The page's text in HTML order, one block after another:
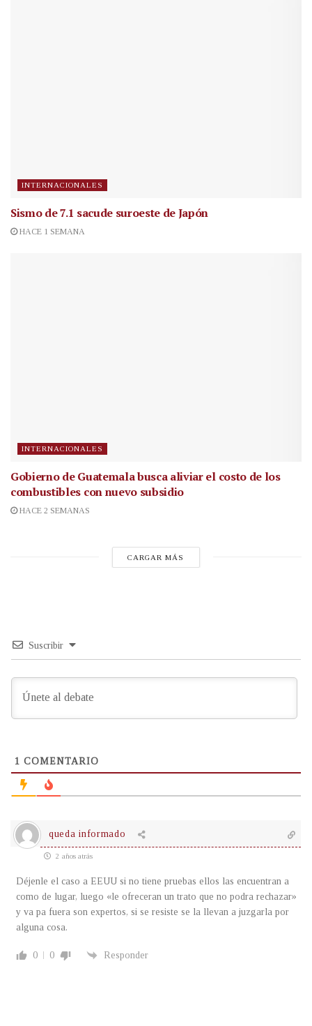
INTERNACIONALES
Sismo de 7.1 sacude suroeste de Japón
HACE 1 SEMANA
INTERNACIONALES
Gobierno de Guatemala busca aliviar el costo de los
combustibles con nuevo subsidio
HACE 2 SEMANAS
CARGAR MÁS
Suscribir
1 COMENTARIO
queda informado
2 años atrás
Déjenle el caso a EEUU si no tiene pruebas ellos las encuentran a
como de lugar, luego «le ofreceran un trato que no podra rechazar»
y va pa fuera son expertos, si se resiste se la llevan a juzgarla por
alguna cosa.
0 0 Responder